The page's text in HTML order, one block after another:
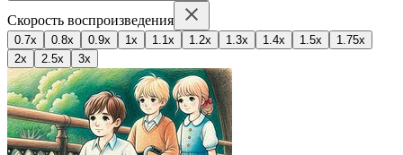
Скорость воспроизведения
0.7x 0.8x 0.9x 1x 1.1x 1.2x 1.3x 1.4x 1.5x
1.75x
2x
2.5x 3x